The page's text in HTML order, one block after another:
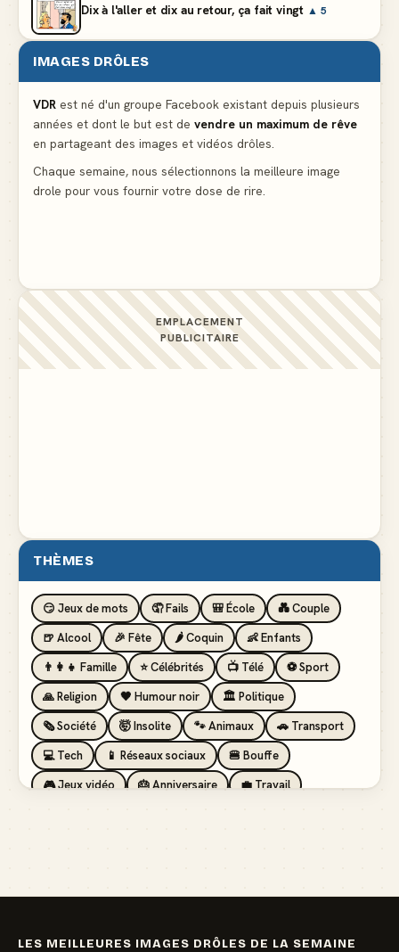
Dix à l'aller et dix au retour, ça fait vingt ▲ 5
Et vous prétendez que la lumière du frigo s'éteint
Lidl propose un climatiseur avec gants de boxe et
protège-dent offerts
IMAGES DRÔLES
VDR est né d'un groupe Facebook existant depuis plusieurs
années et dont le but est de vendre un maximum de rêve
en partageant des images et vidéos drôles.
Chaque semaine, nous sélectionnons la meilleure image
drole pour vous fournir votre dose de rire.
EMPLACEMENT
PUBLICITAIRE
THÈMES
😏 Jeux de mots 🤦 Fails 🎒 École
💑 Couple
🍺 Alcool
🎉 Fête 🌶️ Coquin
👶 Enfants
👨‍👩‍👧 Famille
⭐ Célébrités 📺 Télé
⚽ Sport
🙏 Religion
🖤 Humour noir
🏛️ Politique
🗞️ Société
🤯 Insolite 🐾 Animaux
🚗 Transport
💻 Tech
📱 Réseaux sociaux
🍔 Bouffe
🎮 Jeux vidéo
🎂 Anniversaire
💼 Travail
LES MEILLEURES IMAGES DRÔLES DE LA SEMAINE